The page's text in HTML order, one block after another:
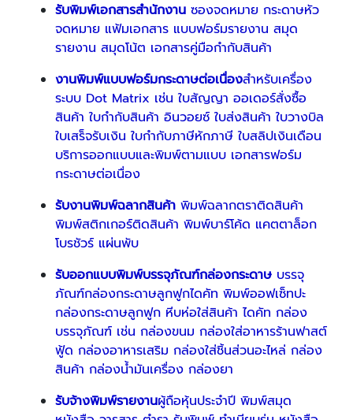
รับพิมพ์เอกสารสำนักงาน ซองจดหมาย กระดาษหัว
จดหมาย แฟ้มเอกสาร แบบฟอร์มรายงาน สมุด
รายงาน สมุดโน้ต เอกสารคู่มือกำกับสินค้า
งานพิมพ์แบบฟอร์มกระดาษต่อเนื่องสำหรับเครื่อง
ระบบ Dot Matrix เช่น ใบสัญญา ออเดอร์สั่งซื้อ
สินค้า ใบกำกับสินค้า อินวอยซ์ ใบส่งสินค้า ใบวางบิล
ใบเสร็จรับเงิน ใบกำกับภาษีหักภาษี ใบสลิปเงินเดือน
บริการออกแบบและพิมพ์ตามแบบ เอกสารฟอร์ม
กระดาษต่อเนื่อง
รับงานพิมพ์ฉลากสินค้า พิมพ์ฉลากตราติดสินค้า
พิมพ์สติกเกอร์ติดสินค้า พิมพ์บาร์โค้ด แคตตาล็อก
โบรชัวร์ แผ่นพับ
รับออกแบบพิมพ์บรรจุภัณฑ์กล่องกระดาษ บรรจุ
ภัณฑ์กล่องกระดาษลูกฟูกไดคัท พิมพ์ออฟเซ็ทปะ
กล่องกระดาษลูกฟูก หีบห่อใส่สินค้า ไดคัท กล่อง
บรรจุภัณฑ์ เช่น กล่องขนม กล่องใส่อาหารร้านฟาสต์
ฟู้ด กล่องอาหารเสริม กล่องใส่ชิ้นส่วนอะไหล่ กล่อง
สินค้า กล่องน้ำมันเครื่อง กล่องยา
รับจ้างพิมพ์รายงานผู้ถือหุ้นประจำปี พิมพ์สมุด